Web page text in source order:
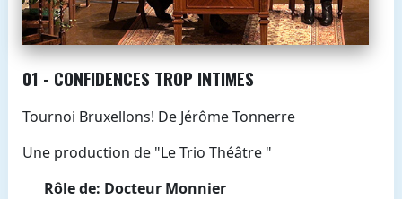
01 - CONFIDENCES TROP INTIMES
Tournoi Bruxellons! De Jérôme Tonnerre
Une production de "Le Trio Théâtre "
Rôle de: Docteur Monnier